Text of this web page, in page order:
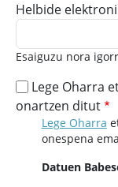
Helbide
Esaiguzu nora
Lege Oharra
onartzen ditut
Lege Oharra
onespena
Datuen